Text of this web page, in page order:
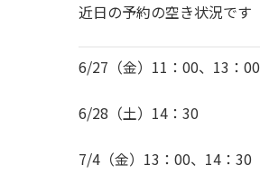
近日の予約の空き状況です
6/27（金）11：00、13：00
6/28（土）14：30
7/4（金）13：00、14：30